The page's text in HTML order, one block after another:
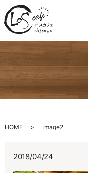
HOME image2
2018/04/24